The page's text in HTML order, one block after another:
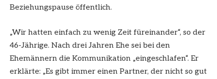
Beziehungspause öffentlich.
„Wir hatten einfach zu wenig Zeit füreinander“, so der
46-Jährige. Nach drei Jahren Ehe sei bei den
Ehemännern die Kommunikation „eingeschlafen“. Er
erklärte: „Es gibt immer einen Partner, der nicht so gut